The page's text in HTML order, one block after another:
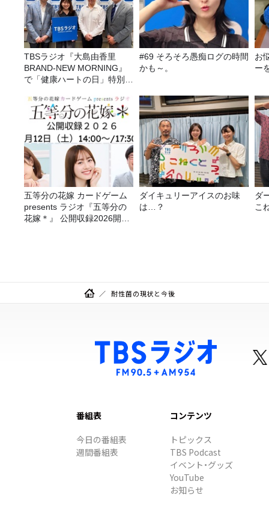
TBSラジオ『大島由香里
BRAND-NEW MORNING』
で「健康ハートの日」特別企
#69 そろそろ愚痴ログの時間
かも～。
お
ー
五等分の花嫁 カードゲーム
presents ラジオ『五等分の
花嫁＊』 公開収録2026開催
ダイキュリーアイスのお味
は…？
ダ
こ
耐性菌の現状と今後
番組表
今日の番組表
週間番組表
コンテンツ
トピックス
TBS Podcast
イベント・グッズ
YouTube
お知らせ